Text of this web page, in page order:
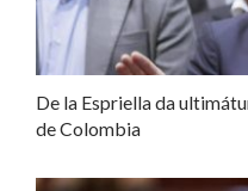
De la Espriella da
de Colombia